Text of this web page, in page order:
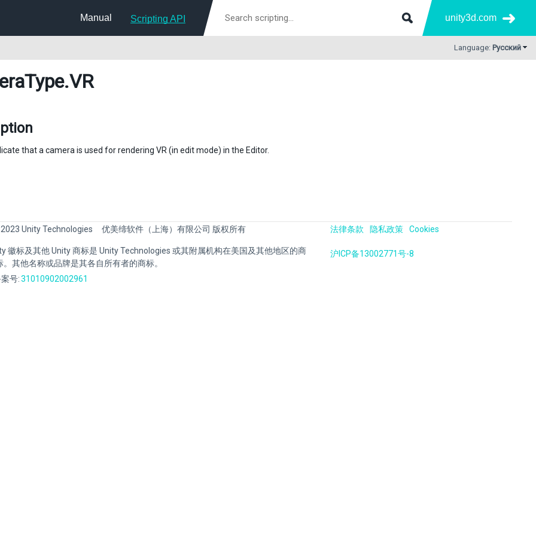
Manual Scripting API unity3d.com
Language: Русский
.VR
that a camera is used for rendering VR (in edit mode) in the Editor.
Unity Technologies 优美缔软件（上海）有限公司 版权所有
徽标及其他 Unity 商标是 Unity Technologies 或其附属机构在美国及其他地区的商
其他名称或品牌是其各自所有者的商标。
号:31010902002961
法律条款 隐私政策 Cookies
沪ICP备13002771号-8